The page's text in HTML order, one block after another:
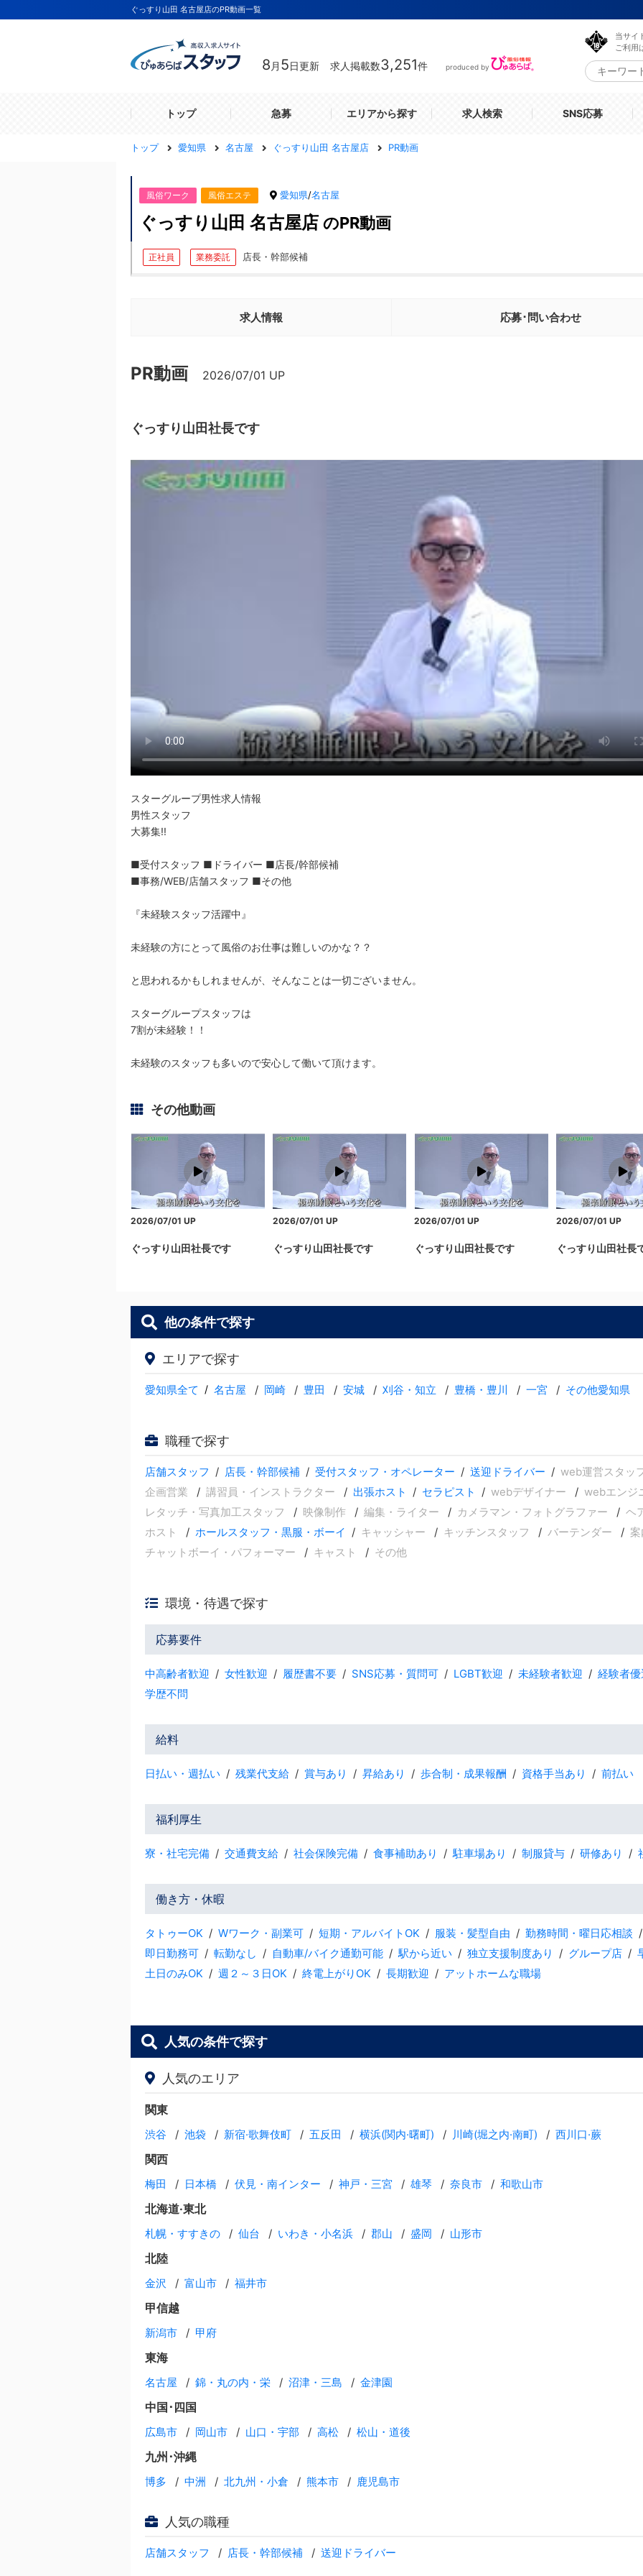
ぐっすり山田 名古屋店のPR動画一覧
8 月 5日更新 求人掲載数3,251件 produced by
当サイ
ご利用
トップ 急募 エリアから探す 求人検索 SNS応募
トップ 愛知県 名古屋 ぐっすり山田 名古屋店 PR動画
風俗ワーク 風俗エステ 愛知県/名古屋
ぐっすり山田 名古屋店 のPR動画
正社員 業務委託 店長・幹部候補
求人情報 応募･問い合わせ
PR動画 2026/07/01 UP
ぐっすり山田社長です
スターグループ男性求人情報
男性スタッフ
大募集!!
■受付スタッフ ■ドライバー ■店長/幹部候補
■事務/WEB/店舗スタッフ ■その他
『未経験スタッフ活躍中』
未経験の方にとって風俗のお仕事は難しいのかな？？
と思われるかもしれませんが、そんなことは一切ございません。
スターグループスタッフは
7割が未経験！！
未経験のスタッフも多いので安心して働いて頂けます。
その他動画
2026/07/01 UP
ぐっすり山田社長です
2026/07/01 UP
ぐっすり山田社長です
2026/07/01 UP
ぐっすり山田社長です
2026/07/01 UP
ぐっすり山田社長
他の条件で探す
エリアで探す
愛知県全て / 名古屋 岡崎 豊田 安城 刈谷・知立 豊橋・豊川 一宮 その他愛知県
職種で探す
店舗スタッフ 店長・幹部候補 受付スタッフ・オペレーター 送迎ドライバー
web運営スタッ
企画営業
講習員・インストラクター 出張ホスト セラピスト webデザイナー
webエンジ
レタッチ・写真加工スタッフ
映像制作 編集・ライター カメラマン・フォトグラファー
ヘ
ホスト
ホールスタッフ・黒服・ボーイ キャッシャー キッチンスタッフ バーテンダー
チャットボーイ・パフォーマー
キャスト その他
環境・待遇で探す
応募要件
中高齢者歓迎 女性歓迎 履歴書不要 SNS応募・質問可 LGBT歓迎 未経験者歓迎
経験者
学歴不問
給料
日払い・週払い 残業代支給 賞与あり 昇給あり 歩合制・成果報酬 資格手当あり 前払い
福利厚生
寮・社宅完備 交通費支給 社会保険完備 食事補助あり 駐車場あり 制服貸与 研修あり
働き方・休暇
タトゥーOK Wワーク・副業可 短期・アルバイトOK 服装・髪型自由
勤務時間・曜日応相談
即日勤務可
転勤なし 自動車/バイク通勤可能 駅から近い 独立支援制度あり グループ店
土日のみOK
週２～３日OK 終電上がりOK 長期歓迎 アットホームな職場
人気の条件で探す
人気のエリア
関東
渋谷 池袋 新宿·歌舞伎町 五反田 横浜(関内·曙町) 川崎(堀之内·南町) 西川口·蕨
関西
梅田 日本橋 伏見・南インター 神戸・三宮 雄琴 奈良市 和歌山市
北海道·東北
札幌・すすきの 仙台 いわき・小名浜 郡山 盛岡 山形市
北陸
金沢 富山市 福井市
甲信越
新潟市 甲府
東海
名古屋 錦・丸の内・栄 沼津・三島 金津園
中国･四国
広島市 岡山市 山口・宇部 高松 松山・道後
九州･沖縄
博多 中洲 北九州・小倉 熊本市 鹿児島市
人気の職種
店舗スタッフ 店長・幹部候補 送迎ドライバー